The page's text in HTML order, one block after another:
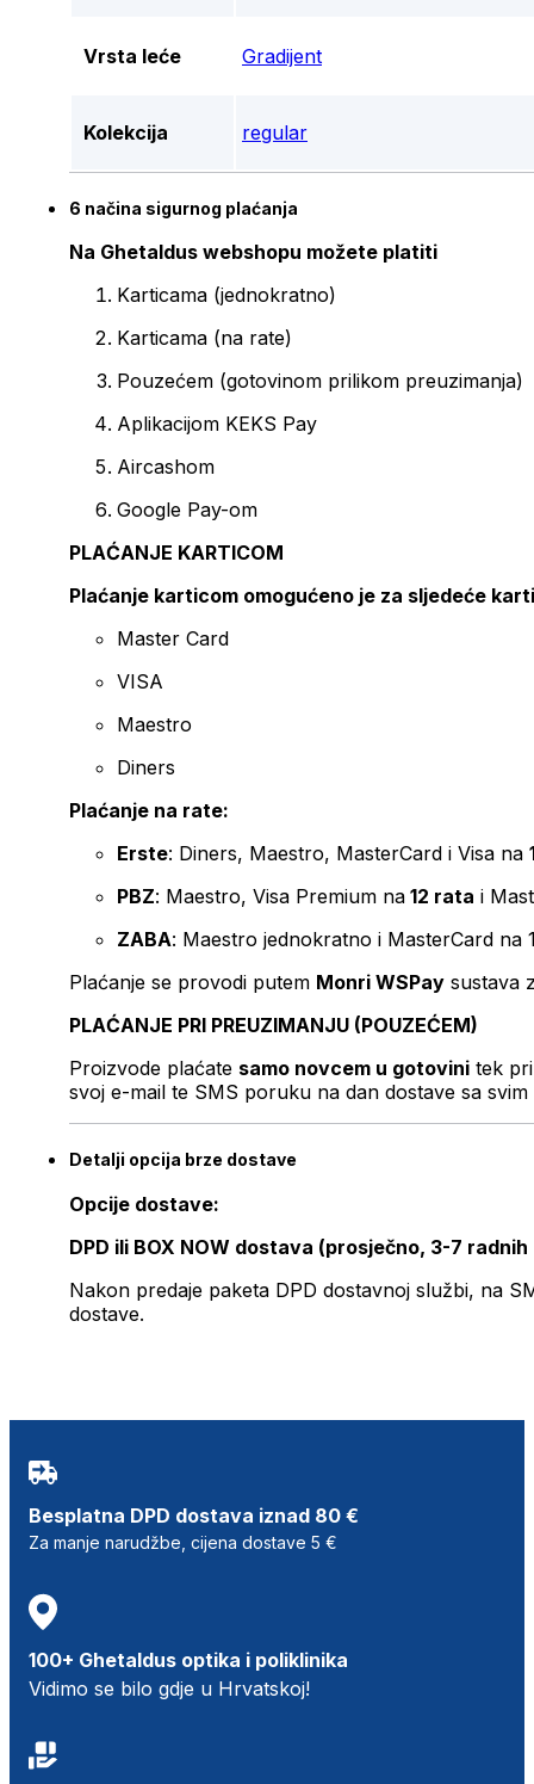
Vrsta leće Gradijent
Kolekcija regular
6 načina sigurnog plaćanja
Na Ghetaldus webshopu možete platiti
Karticama (jednokratno)
Karticama (na rate)
Pouzećem (gotovinom prilikom preuzimanja)
Aplikacijom KEKS Pay
Aircashom
Google Pay-om
PLAĆANJE KARTICOM
Plaćanje karticom omogućeno je za sljedeće
Master Card
VISA
Maestro
Diners
Plaćanje na rate:
Erste: Diners, Maestro, MasterCard i Visa na
PBZ: Maestro, Visa Premium na 12 rata i
ZABA: Maestro jednokratno i MasterCard na
Plaćanje se provodi putem Monri WSPay sustava
PLAĆANJE PRI PREUZIMANJU (POUZEĆEM)
Proizvode plaćate samo novcem u gotovini tek
svoj e-mail te SMS poruku na dan dostave sa svim
Detalji opcija brze dostave
Opcije dostave:
DPD ili BOX NOW dostava (prosječno, 3-7 radnih
Nakon predaje paketa DPD dostavnoj službi, na
dostave.
Besplatna DPD dostava iznad 80 €
Za manje narudžbe, cijena dostave 5 €
100+ Ghetaldus optika i poliklinika
Vidimo se bilo gdje u Hrvatskoj!